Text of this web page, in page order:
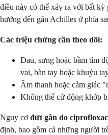
điều này có thể xảy ra với bất
hưởng đến gân Achilles ở phía
Các triệu chứng cần theo dõi:
Đau, sưng hoặc bầm tím
vai, bàn tay hoặc khuỷu
Âm thanh hoặc cảm giác
Không thể cử động khớp
Nguy cơđứt gân do
định, bao gồm cả những người